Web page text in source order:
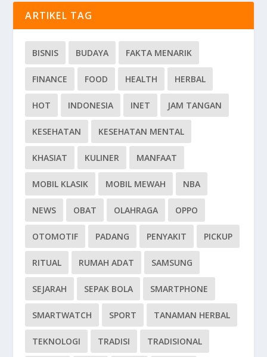
ARTIKEL TAG
BISNIS BUDAYA FAKTA MENARIK
FINANCE FOOD HEALTH HERBAL
HOT INDONESIA INET JAM TANGAN
KESEHATAN KESEHATAN MENTAL
KHASIAT KULINER MANFAAT
MOBIL KLASIK MOBIL MEWAH NBA
NEWS OBAT OLAHRAGA OPPO
OTOMOTIF PADANG PENYAKIT PICKUP
RITUAL RUMAH ADAT SAMSUNG
SEJARAH SEPAK BOLA SMARTPHONE
SMARTWATCH SPORT TANAMAN HERBAL
TEKNOLOGI TRADISI TRADISIONAL